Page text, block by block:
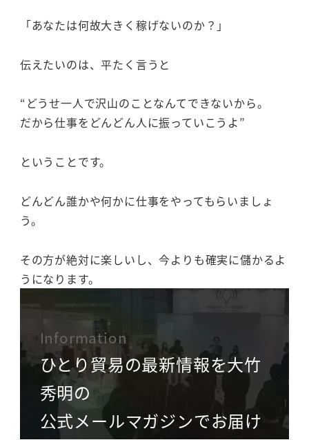
「あなたは何故大きく稼げないのか？」
伝えたいのは、平たく言うと
“どうせ一人で沢山のことなんてできないから。
だから仕事をどんどん人に振っていこうよ”
ということです。
どんどん誰かや何かに仕事をやってもらいましょ
う。
その方が絶対に楽しいし、今よりも確実に儲かるよ
うになります。
Information
ひとり貿易の最新情報を大竹
秀明の
公式メールマガジンでお届け